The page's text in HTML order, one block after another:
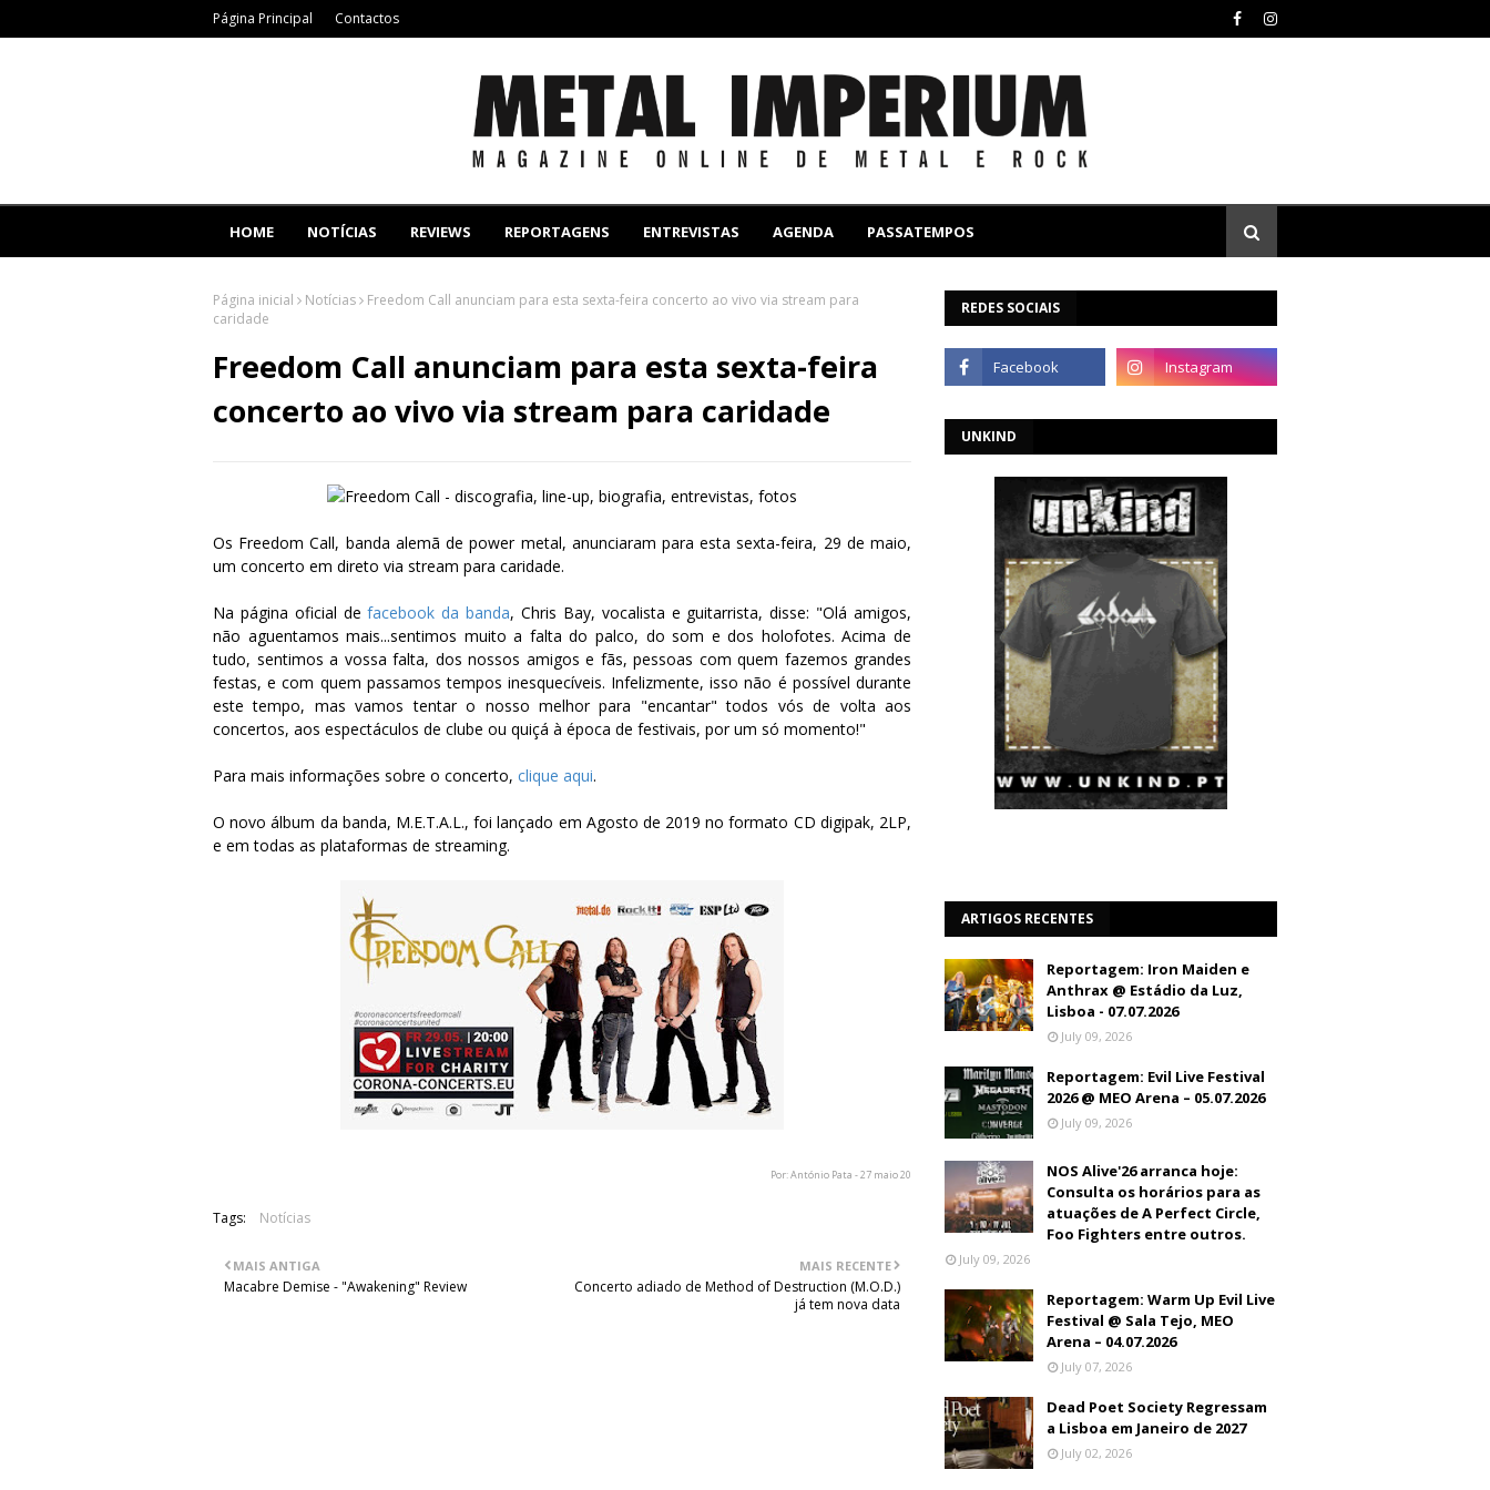
Página Principal Contactos
HOME NOTÍCIAS REVIEWS REPORTAGENS ENTREVISTAS AGENDA PASSATEMPOS
Página inicial Notícias
Freedom Call anunciam para esta sexta-feira concerto ao vivo via stream para
caridade
Freedom Call anunciam para esta sexta-feira
concerto ao vivo via stream para caridade
Os Freedom Call, banda alemã de power metal, anunciaram para esta sexta-feira, 29 de maio,
um concerto em direto via stream para caridade.
Na página oficial defacebook da banda, Chris Bay, vocalista e guitarrista, disse: "Olá amigos,
não aguentamos mais...sentimos muito a falta do palco, do som e dos holofotes. Acima de
tudo, sentimos a vossa falta, dos nossos amigos e fãs, pessoas com quem fazemos grandes
festas, e com quem passamos tempos inesquecíveis. Infelizmente, isso não é possível durante
este tempo, mas vamos tentar o nosso melhor para "encantar" todos vós de volta aos
concertos, aos espectáculos de clube ou quiçá à época de festivais, por um só momento!"
Para mais informações sobre o concerto, clique aqui.
O novo álbum da banda, M.E.T.A.L., foi lançado em Agosto de 2019 no formato CD digipak, 2LP,
e em todas as plataformas de streaming.
Por: António Pata - 27 maio 20
Tags: Notícias
MAIS RECENTE
Concerto adiado de Method of Destruction (M.O.D.)
já tem nova data
MAIS ANTIGA
Macabre Demise - "Awakening" Review
REDES SOCIAIS
UNKIND
ARTIGOS RECENTES
Reportagem: Iron Maiden e
Anthrax @ Estádio da Luz,
Lisboa - 07.07.2026
July 09, 2026
Reportagem: Evil Live Festival
2026 @ MEO Arena – 05.07.2026
July 09, 2026
NOS Alive'26 arranca hoje:
Consulta os horários para as
atuações de A Perfect Circle,
Foo Fighters entre outros.
July 09, 2026
Reportagem: Warm Up Evil Live
Festival @ Sala Tejo, MEO
Arena – 04.07.2026
July 07, 2026
Dead Poet Society Regressam
a Lisboa em Janeiro de 2027
July 02, 2026